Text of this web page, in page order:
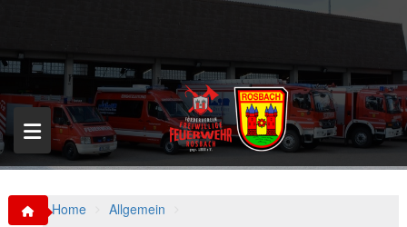
p
o
c
o
n
t
Home
Allgemein